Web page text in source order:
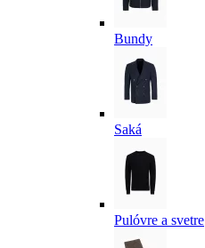
Bundy
Saká
Pulóvre a svetre